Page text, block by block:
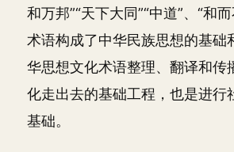
和万邦”“天下大同”“中道”、“和
术语构成了中华民族思想的基础
华思想文化术语整理、翻译和传
化走出去的基础工程，也是进行
基础。